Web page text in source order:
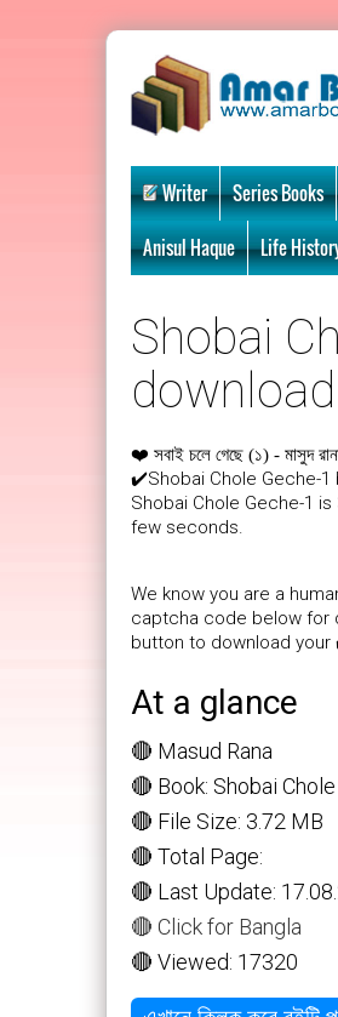
Writer Series Books
Anisul Haque Life
Shobai
❤️ সবাই চলে গেছে (১) - মাসুদ
✔️Shobai Chole Geche-1
Shobai Chole Geche-1
few seconds.
We know you are a
captcha code below for
button to download your
At a glance
🔴 Masud Rana
🔴 Book: Shobai
🔴 File Size: 3.72 MB
🔴 Total Page:
🔴 Last Update:
🔴 Click for Bangla
🔴 Viewed: 17320